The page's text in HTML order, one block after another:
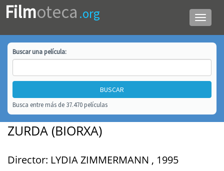
Menú
de
Filmoteca .org
Buscar unapelícula:
Busca entre más de 37.470 películas
ZURDA (BIORXA)
Director: LYDIA ZIMMERMANN , 1995